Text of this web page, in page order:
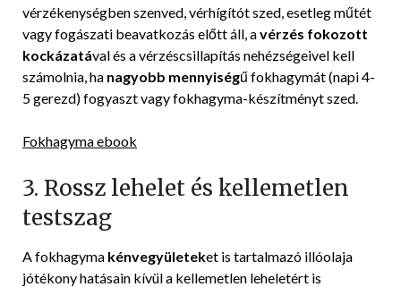
vérzékenységben szenved, vérhígítót szed, esetleg műtét
vagy fogászati beavatkozás előtt áll, avérzés fokozott
kockázatával és a vérzéscsillapítás nehézségeivel kell
számolnia, ha nagyobb mennyiségű fokhagymát (napi 4-
5 gerezd) fogyaszt vagy fokhagyma-készítményt szed.
Fokhagyma ebook
3. Rossz lehelet és kellemetlen
testszag
A fokhagyma kénvegyületeket is tartalmazó illóolaja
jótékony hatásain kívül a kellemetlen leheletért is